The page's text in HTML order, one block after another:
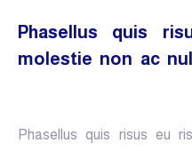
Phasellus quis
molestie non ac
Phasellus quis risus eu